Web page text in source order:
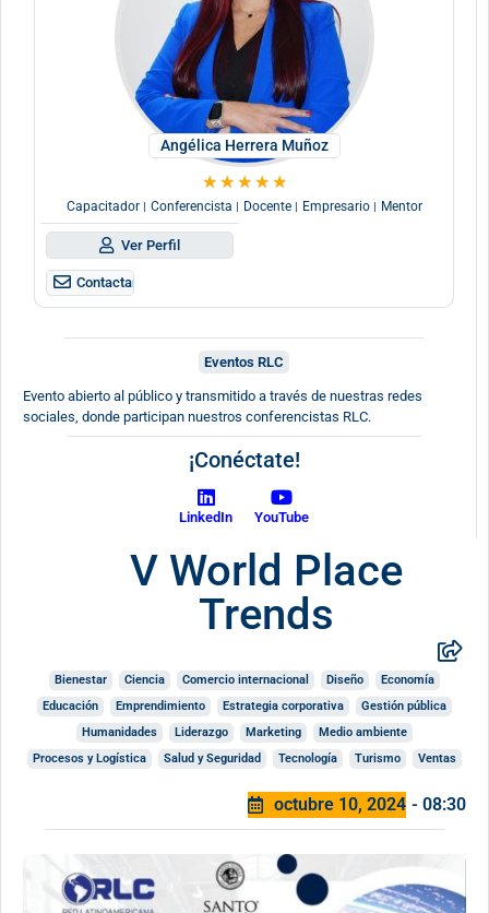
Angélica Herrera Muñoz
★ ★ ★ ★ ★
Capacitador Conferencista Docente Empresario Mentor
Ver Perfil
Contactar
Eventos RLC
Evento abierto al público y transmitido a través de nuestras redes
sociales, donde participan nuestros conferencistas RLC.
¡Conéctate!
LinkedIn YouTube
V World Place
Trends
Bienestar Ciencia Comercio internacional Diseño
Economía
Educación
Emprendimiento Estrategia corporativa
Gestión pública
Humanidades
Liderazgo Marketing
Medio ambiente
Procesos y Logística
Salud y Seguridad Tecnología Turismo Ventas
octubre 10, 2024 - 08:30